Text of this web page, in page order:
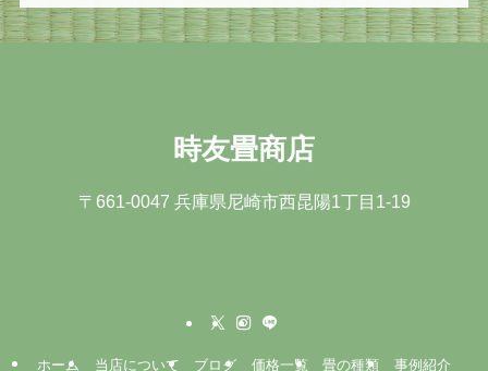
時友畳商店
〒661-0047 兵庫県尼崎市⻄昆陽1丁⽬1-19
ホーム 当店について ブログ 価格一覧 畳の種類 事例紹介